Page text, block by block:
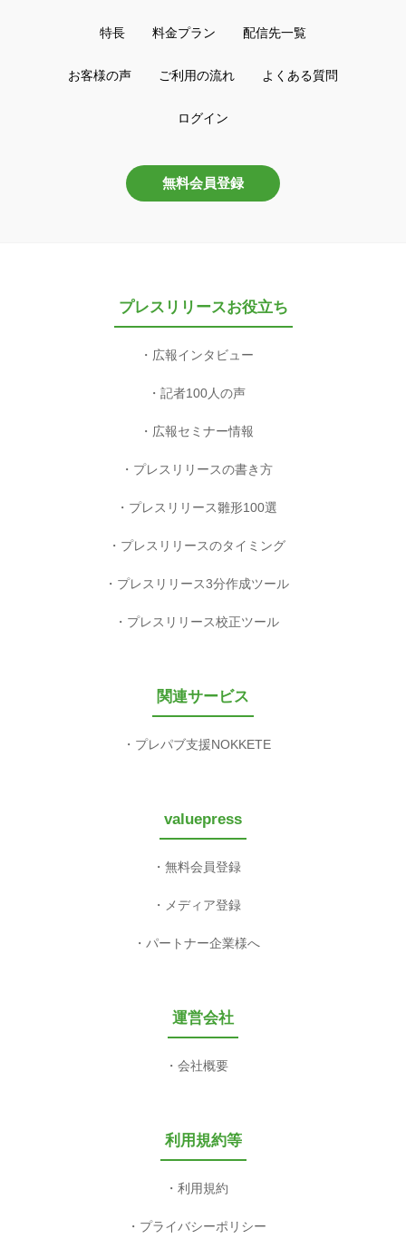
特長 料金プラン 配信先一覧
お客様の声 ご利用の流れ よくある質問
ログイン
無料会員登録
プレスリリースお役立ち
広報インタビュー
記者100人の声
広報セミナー情報
プレスリリースの書き方
プレスリリース雛形100選
プレスリリースのタイミング
プレスリリース3分作成ツール
プレスリリース校正ツール
関連サービス
プレパブ支援NOKKETE
valuepress
無料会員登録
メディア登録
パートナー企業様へ
運営会社
会社概要
利用規約等
利用規約
プライバシーポリシー